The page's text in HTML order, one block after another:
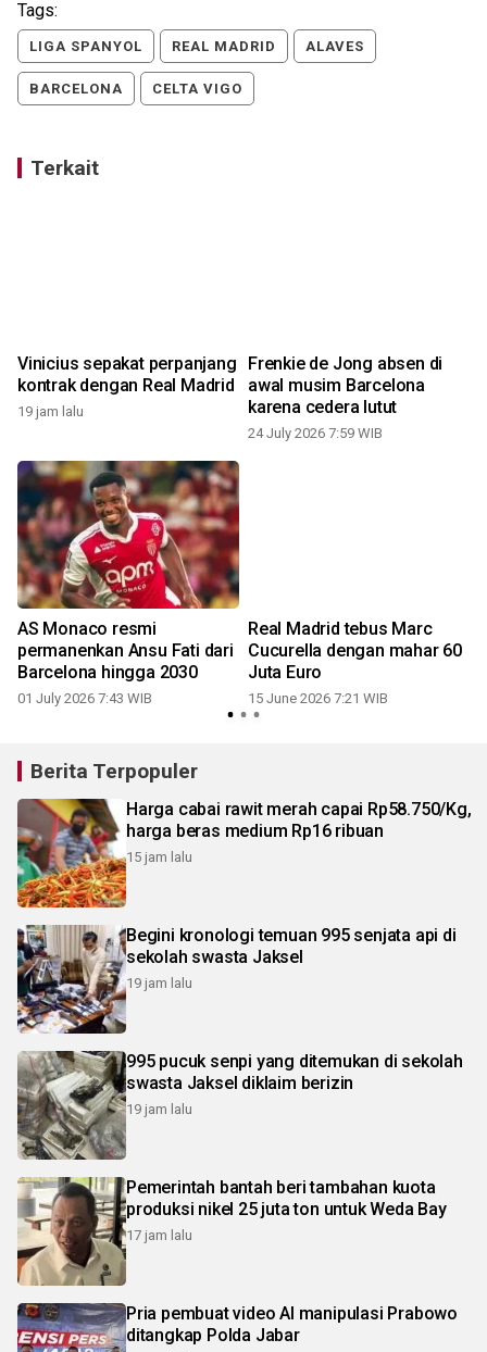
Tags:
LIGA SPANYOL REAL MADRID ALAVES
BARCELONA CELTA VIGO
Terkait
Vinicius sepakat perpanjang
kontrak dengan Real Madrid
19 jam lalu
Frenkie de Jong absen di
awal musim Barcelona
karena cedera lutut
24 July 2026 7:59 WIB
AS Monaco resmi
permanenkan Ansu Fati dari
Barcelona hingga 2030
01 July 2026 7:43 WIB
Real Madrid tebus Marc
Cucurella dengan mahar 60
Juta Euro
15 June 2026 7:21 WIB
Berita Terpopuler
Harga cabai rawit merah capai Rp58.750/Kg,
harga beras medium Rp16 ribuan
15 jam lalu
Begini kronologi temuan 995 senjata api di
sekolah swasta Jaksel
19 jam lalu
995 pucuk senpi yang ditemukan di sekolah
swasta Jaksel diklaim berizin
19 jam lalu
Pemerintah bantah beri tambahan kuota
produksi nikel 25 juta ton untuk Weda Bay
17 jam lalu
Pria pembuat video AI manipulasi Prabowo
ditangkap Polda Jabar